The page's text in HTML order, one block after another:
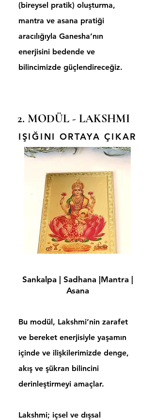
(bireysel pratik) oluşturma,
mantra ve asana pratiği
aracılığıyla Ganesha’nın
enerjisini bedende ve
bilincimizde güçlendireceğiz.
2. MODÜL - LAKSHMI
IŞIĞINI ORTAYA ÇIKAR
Sankalpa | Sadhana |Mantra |
Asana
Bu modül, Lakshmi’nin zarafet
ve bereket enerjisiyle yaşamın
içinde ve ilişkilerimizde denge,
akış ve şükran bilincini
derinleştirmeyi amaçlar.
Lakshmi; içsel ve dışsal